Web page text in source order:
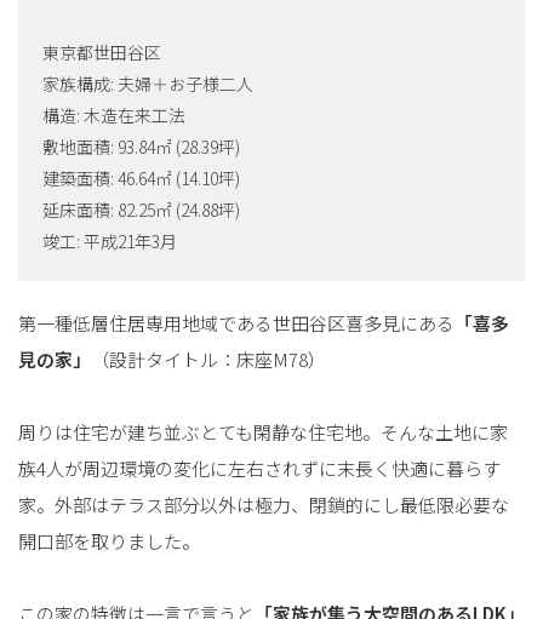
東京都世田谷区
家族構成: 夫婦＋お子様二人
構造: 木造在来工法
敷地面積: 93.84㎡ (28.39坪)
建築面積: 46.64㎡ (14.10坪)
延床面積: 82.25㎡ (24.88坪)
竣工: 平成21年3月
第一種低層住居専用地域である世田谷区喜多見にある 「喜多
見の家」
（設計タイトル：床座M78）
周りは住宅が建ち並ぶとても閑静な住宅地。そんな土地に家
族4人が周辺環境の変化に左右されずに末長く快適に暮らす
家。外部はテラス部分以外は極力、閉鎖的にし最低限必要な
開口部を取りました。
この家の特徴は一言で言うと 「家族が集う大空間のあるLDK」